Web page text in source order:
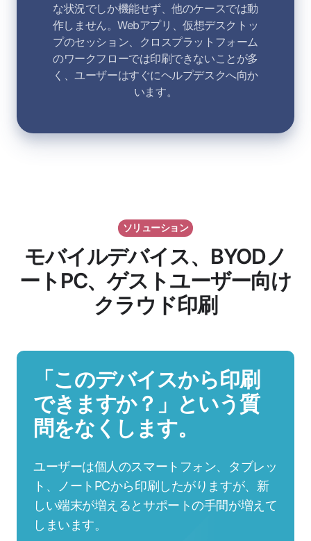
な状況でしか機能せず、他のケースでは動
作しません。Webアプリ、仮想デスクトッ
プのセッション、クロスプラットフォーム
のワークフローでは印刷できないことが多
く、ユーザーはすぐにヘルプデスクへ向か
います。
ソリューション
モバイルデバイス、BYODノ
ートPC、ゲストユーザー向け
クラウド印刷
「このデバイスから印刷
できますか？」という質
問をなくします。
ユーザーは個人のスマートフォン、タブレッ
ト、ノートPCから印刷したがりますが、新
しい端末が増えるとサポートの手間が増えて
しまいます。